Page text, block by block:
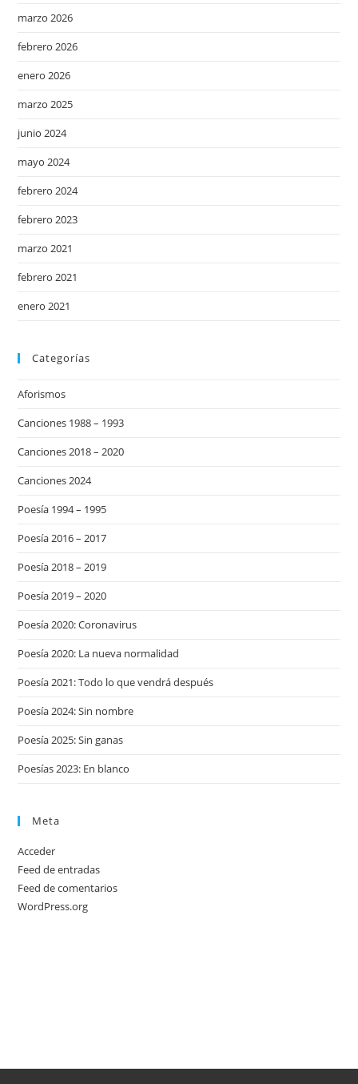
marzo 2026
febrero 2026
enero 2026
marzo 2025
junio 2024
mayo 2024
febrero 2024
febrero 2023
marzo 2021
febrero 2021
enero 2021
Categorías
Aforismos
Canciones 1988 – 1993
Canciones 2018 – 2020
Canciones 2024
Poesía 1994 – 1995
Poesía 2016 – 2017
Poesía 2018 – 2019
Poesía 2019 – 2020
Poesía 2020: Coronavirus
Poesía 2020: La nueva normalidad
Poesía 2021: Todo lo que vendrá después
Poesía 2024: Sin nombre
Poesía 2025: Sin ganas
Poesías 2023: En blanco
Meta
Acceder
Feed de entradas
Feed de comentarios
WordPress.org